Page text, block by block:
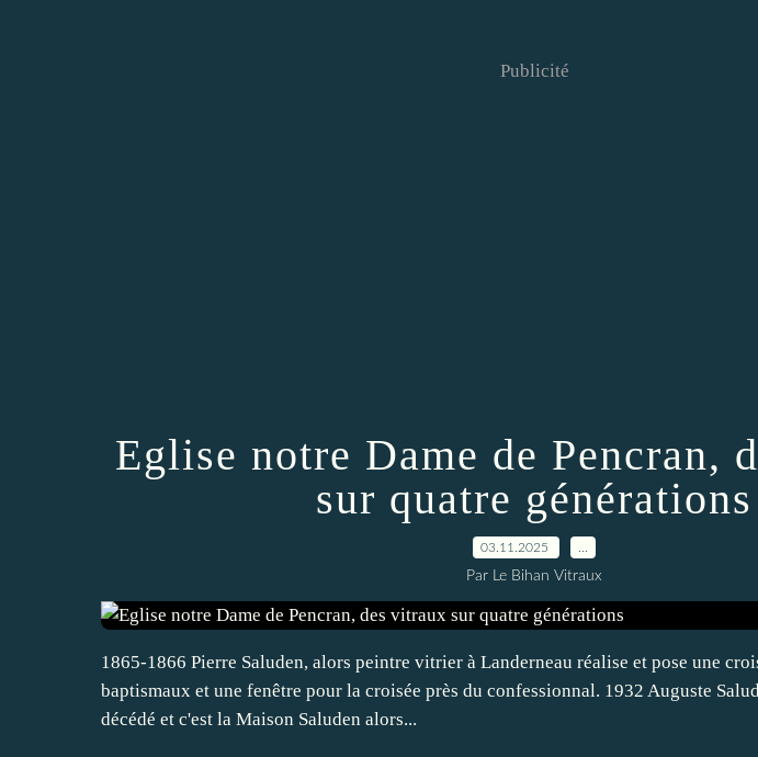
Publicité
Eglise notre Dame de Pencran,
sur quatre générations
03.11.2025
Par Le Bihan Vitraux
1865-1866 Pierre Saluden, alors peintre vitrier à Landerneau réalise et pose une
baptismaux et une fenêtre pour la croisée près du confessionnal. 1932 Auguste
décédé et c'est la Maison Saluden alors...